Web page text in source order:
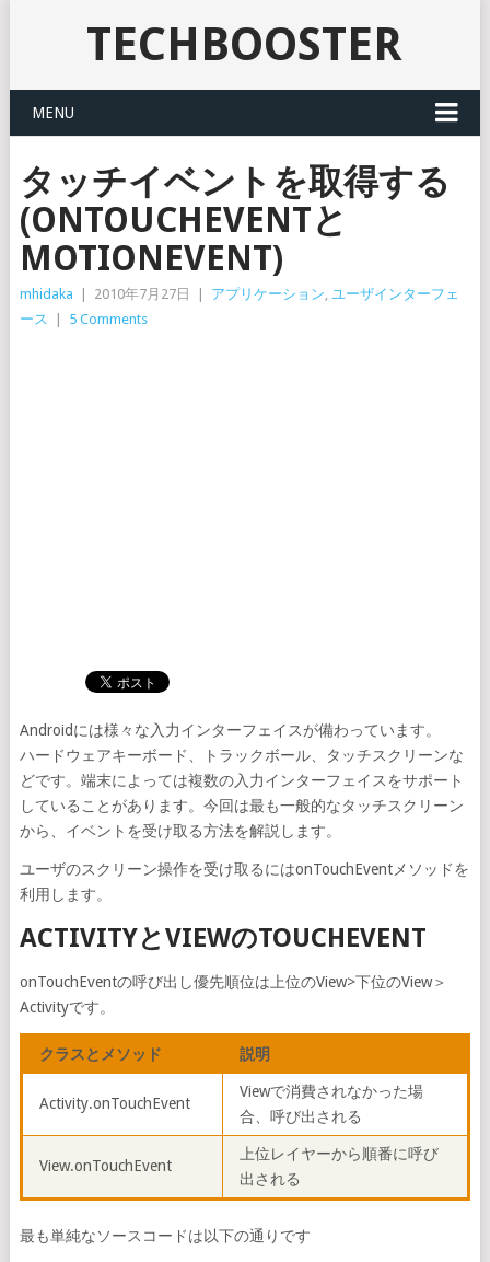
TECHBOOSTER
MENU
タッチイベントを取得する
(ONTOUCHEVENTと
MOTIONEVENT)
mhidaka 2010年7月27日 アプリケーション, ユーザインターフェ
ース
5 Comments
Androidには様々な入力インターフェイスが備わっています。
ハードウェアキーボード、トラックボール、タッチスクリーンな
どです。端末によっては複数の入力インターフェイスをサポート
していることがあります。今回は最も一般的なタッチスクリーン
から、イベントを受け取る方法を解説します。
ユーザのスクリーン操作を受け取るにはonTouchEventメソッドを
利用します。
ACTIVITYとVIEWのTOUCHEVENT
onTouchEventの呼び出し優先順位は上位のView>下位のView＞
Activityです。
クラスとメソッド 説明
Activity.onTouchEvent
Viewで消費されなかった場
合、呼び出される
View.onTouchEvent
上位レイヤーから順番に呼び
出される
最も単純なソースコードは以下の通りです